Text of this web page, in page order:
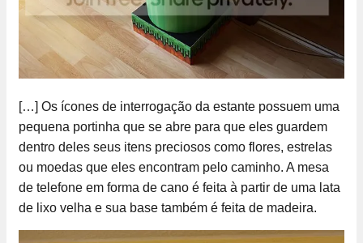
[…] Os ícones de interrogação da estante possuem uma
pequena portinha que se abre para que eles guardem
dentro deles seus itens preciosos como flores, estrelas
ou moedas que eles encontram pelo caminho. A mesa
de telefone em forma de cano é feita à partir de uma lata
de lixo velha e sua base também é feita de madeira.